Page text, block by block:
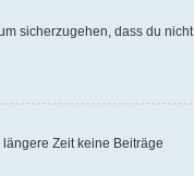
sicherzugehen, dass du nicht
Zeit keine Beiträge